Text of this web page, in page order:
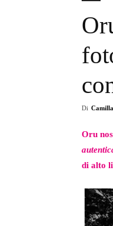
Di
Oru
di alto